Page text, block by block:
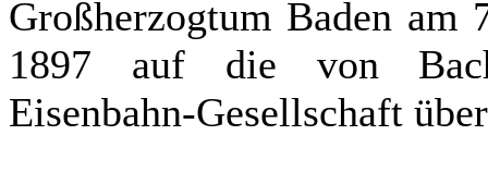
Großherzogtum Baden
1897 auf die von
Eisenbahn-Gesellschaft